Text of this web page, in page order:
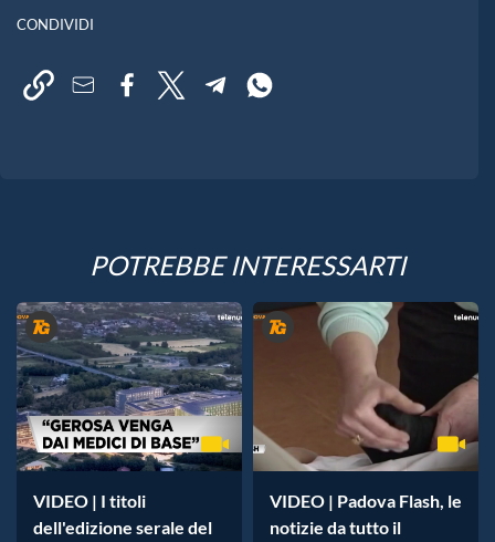
CONDIVIDI
POTREBBE INTERESSARTI
VIDEO | I titoli
dell'edizione serale del
VIDEO | Padova Flash, le
notizie da tutto il